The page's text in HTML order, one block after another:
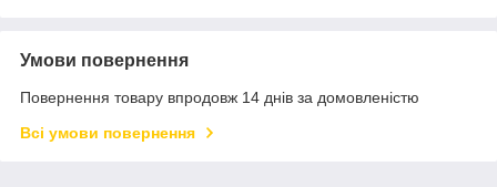
Умови повернення
Повернення товару впродовж 14 днів за домовленістю
Всі умови повернення